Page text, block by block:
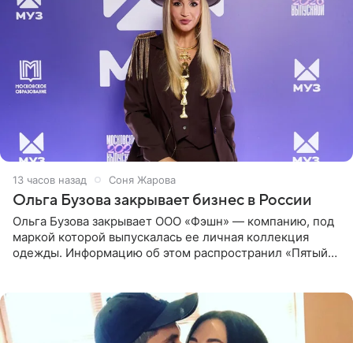
13 часов назад Соня Жарова
Ольга Бузова закрывает бизнес в России
Ольга Бузова закрывает ООО «Фэшн» — компанию, под
маркой которой выпускалась ее личная коллекция
одежды. Информацию об этом распространил «Пятый